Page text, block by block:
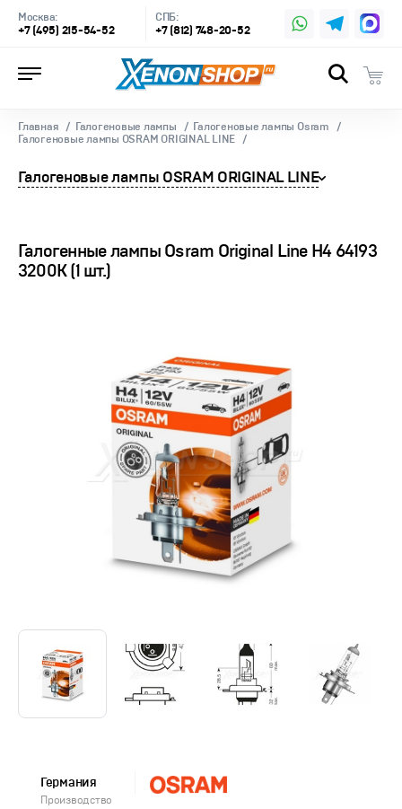
Москва:
+7 (495) 215-54-52
СПБ:
+7 (812) 748-20-52
Главная Галогеновые лампы
Галогеновые лампы Osram
Галогеновые лампы OSRAM ORIGINAL LINE
Галогеновые лампы OSRAM ORIGINAL LINE
Галогенные лампы Osram Original Line H4 64193
3200K (1 шт.)
Производство
Германия